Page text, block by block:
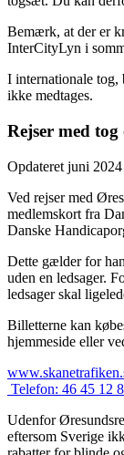
Bemærk, at der er
InterCityLyn i
I internationale tog,
ikke medtages.
Rejser med
Opdateret juni 2024
Ved rejser med
medlemskort fra
Danske
Dette gælder for
uden en ledsager.
ledsager skal
Billetterne kan
hjemmeside eller
Telefon: 46 45 12
Udenfor
eftersom Sverige